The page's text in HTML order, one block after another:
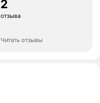
2
отзыва
Читать отзывы